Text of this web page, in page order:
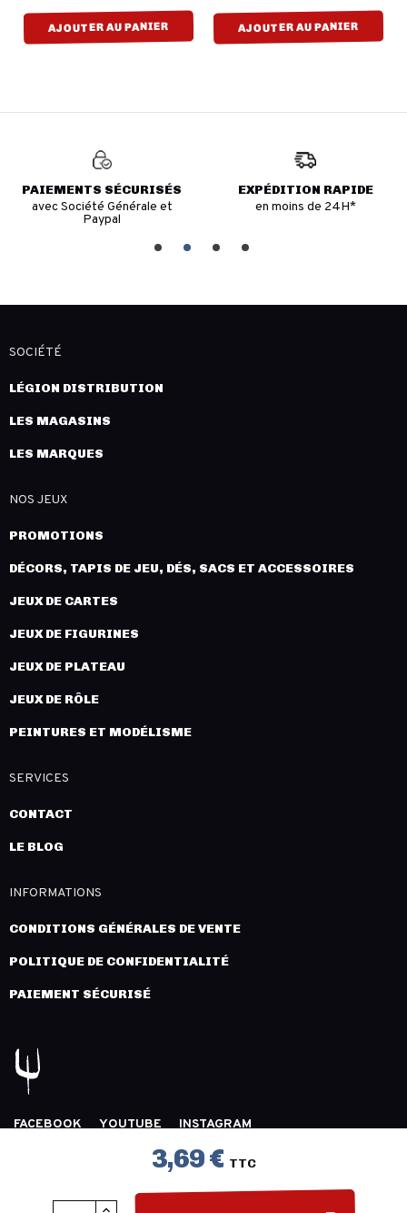
3,69 € TTC
AJOUTER AU PANIER AJOUTER AU PANIER
PAIEMENTS SÉCURISÉS
avec Société Générale et
Paypal
EXPÉDITION RAPIDE
en moins de 24H*
SOCIÉTÉ
LÉGION DISTRIBUTION
LES MAGASINS
LES MARQUES
NOS JEUX
PROMOTIONS
DÉCORS, TAPIS DE JEU, DÉS, SACS ET ACCESSOIRES
JEUX DE CARTES
JEUX DE FIGURINES
JEUX DE PLATEAU
JEUX DE RÔLE
PEINTURES ET MODÉLISME
SERVICES
CONTACT
LE BLOG
INFORMATIONS
CONDITIONS GÉNÉRALES DE VENTE
POLITIQUE DE CONFIDENTIALITÉ
PAIEMENT SÉCURISÉ
FACEBOOK YOUTUBE
INSTAGRAM
COPYRIGHT 2026 © LÉGION DISTRIBUTION -
INNLOG